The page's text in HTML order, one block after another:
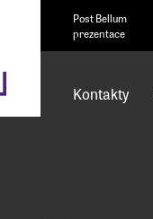
Post Bellum
prezentace
Kontakty